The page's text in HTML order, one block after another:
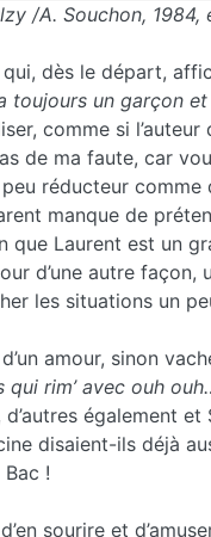
/A. Souchon, 1984,
qui, dès le départ,
toujours un garçon et
comme si
de ma faute, car
peu réducteur
manque de
que Laurent est un
d’une autre
les situations un
d’un amour, sinon
rim’ avec ouh
également
disaient-ils déjà
!
sourire et